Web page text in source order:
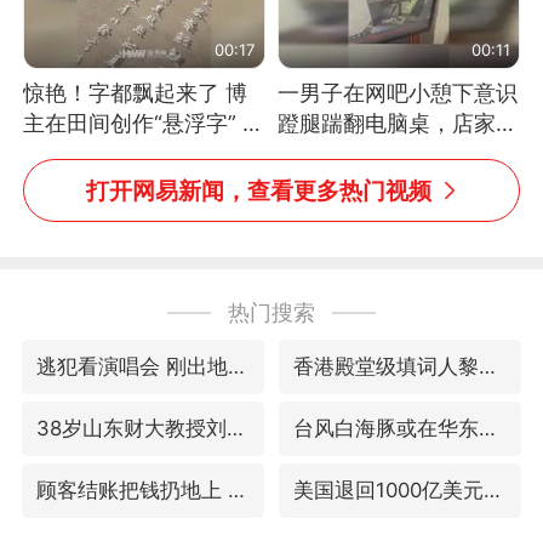
00:17
惊艳！字都飘起来了 博
主在田间创作“悬浮字” 网
友：真·裸眼3D！
00:11
一男子在网吧小憩下意识
蹬腿踹翻电脑桌，店家3
台显示器与机械臂损坏
打开网易新闻，查看更多热门视频
热门搜索
逃犯看演唱会 刚出地铁就被逮住 香港殿堂级填词人黎彼得因病离世 终年76岁
38岁山东财大教授刘海明逝世 台风白海豚或在华东沿海登陆
顾客结账把钱扔地上 服务员霸气扔回 美国退回1000亿美元关税